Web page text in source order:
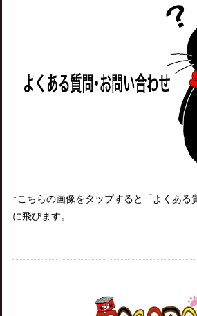
↑こちらの画像をタップすると「よくある
に飛びます。